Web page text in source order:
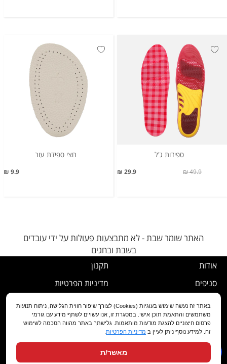
ספידות ג'ל
29.9 ₪ 49.9 ₪
חצי ספידת עור
9.9 ₪
האתר שומר שבת - לא מתבצעות פעולות על ידי עובדים
בשבת ובחגים
אודות
סניפים
שירות לקוחות
מועדון לקוחות
תקנון
מדיניות הפרטיות
נוהל ביטול עסקה
מדיניות החלפה/החזרה/ביטול
הצהרת נגישות
באתר זה נעשה שימוש בעוגיות (Cookies) לצורך שיפור חווית הגלישה, ניתוח תנועות
משתמשים והתאמת תוכן אישי. במסגרת זו, אנו עשויים לשתף מידע עם גורמי
פרסום חיצוניים להצגת מודעות מותאמות. גלישתך באתר מהווה הסכמה לשימוש
זה. למידע נוסף ניתן לעיין ב מדיניות הפרטיות
מאשר/ת